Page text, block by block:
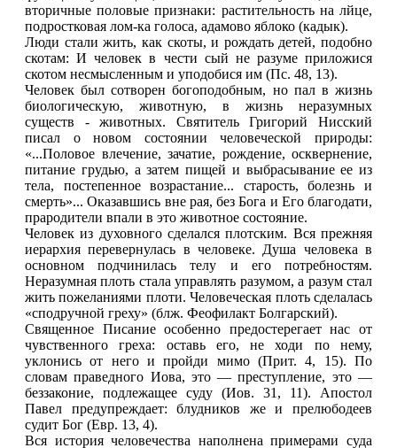
вторичные половые признаки: растительность на лйце,
подростковая лом-ка голоса, адамово яблоко (кадык).
Люди стали жить, как скоты, и рождать детей, подобно
скотам: И человек в чести сый не разуме приложися
скотом несмысленным и уподобися им (Пс. 48, 13).
Человек был сотворен богоподобным, но пал в жизнь
биологическую, животную, в жизнь неразумных
существ - животных. Святитель Григорий Нисский
писал о новом состоянии человеческой природы:
«...Половое влечение, зачатие, рождение, осквернение,
питание грудью, а затем пищей и выбрасывание ее из
тела, постепенное возрастание... старость, болезнь и
смерть»... Оказавшись вне рая, без Бога и Его благодати,
прародители впали в это животное состояние.
Человек из духовного сделался плотским. Вся прежняя
иерархия перевернулась в человеке. Душа человека в
основном подчинилась телу и его потребностям.
Неразумная плоть стала управлять разумом, а разум стал
жить пожеланиями плоти. Человеческая плоть сделалась
«сподручной греху» (блж. Феофилакт Болгарский).
Священное Писание особенно предостерегает нас от
чувственного греха: оставь его, не ходи по нему,
уклонись от него и пройди мимо (Прит. 4, 15). По
словам праведного Иова, это — преступление, это —
беззаконие, подлежащее суду (Иов. 31, 11). Апостол
Павел предупреждает: блудников же и прелюбодеев
судит Бог (Евр. 13, 4).
Вся история человечества наполнена примерами суда